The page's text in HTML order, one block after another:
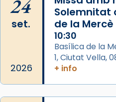
del temple amb les
Des de 1985 hi
diablesses amb
gran a Mataró.
«Si vols saber què és
24
set.
2026
Solemnitat
de la Mercè
10:30
Basílica de la
1, Ciutat Vella,
+ info